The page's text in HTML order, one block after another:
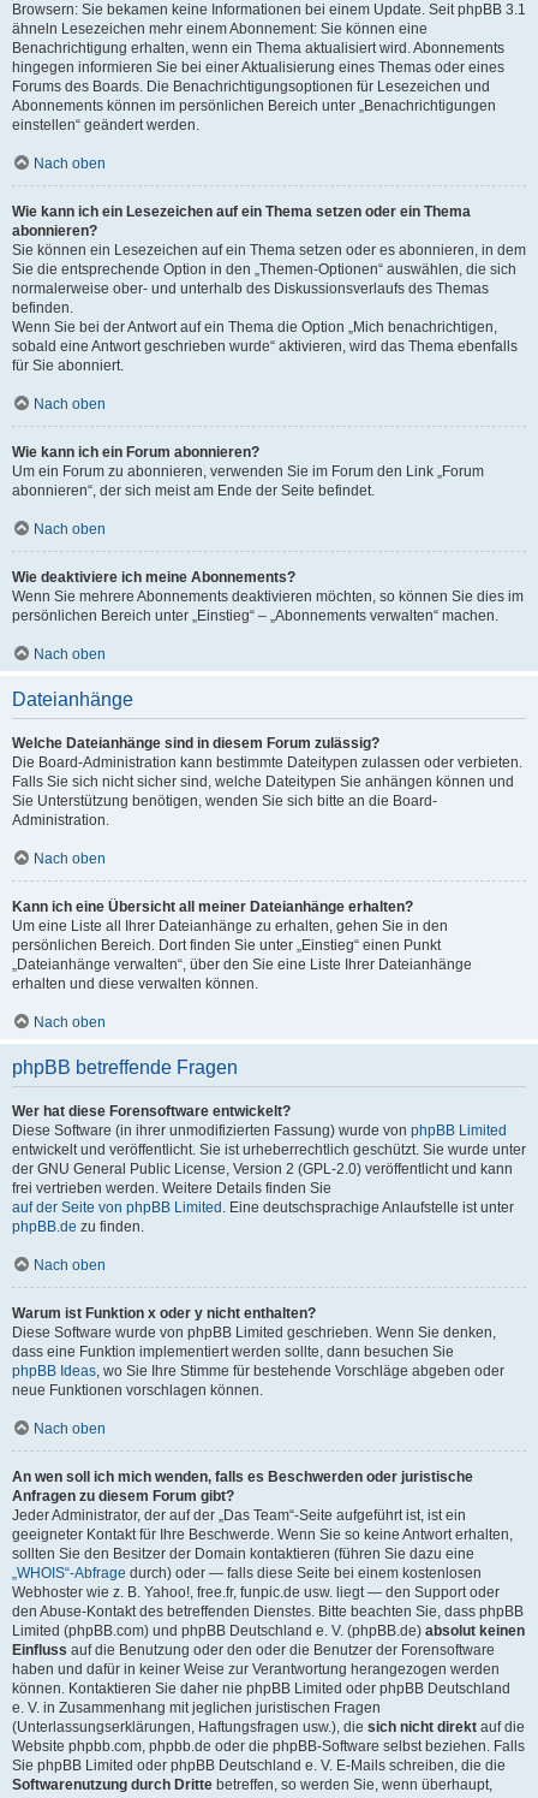
Browsern: Sie bekamen keine Informationen bei einem Update. Seit phpBB 3.1
ähneln Lesezeichen mehr einem Abonnement: Sie können eine
Benachrichtigung erhalten, wenn ein Thema aktualisiert wird. Abonnements
hingegen informieren Sie bei einer Aktualisierung eines Themas oder eines
Forums des Boards. Die Benachrichtigungsoptionen für Lesezeichen und
Abonnements können im persönlichen Bereich unter „Benachrichtigungen
einstellen“ geändert werden.
Nach oben
Wie kann ich ein Lesezeichen auf ein Thema setzen oder ein Thema
abonnieren?
Sie können ein Lesezeichen auf ein Thema setzen oder es abonnieren, in dem
Sie die entsprechende Option in den „Themen-Optionen“ auswählen, die sich
normalerweise ober- und unterhalb des Diskussionsverlaufs des Themas
befinden.
Wenn Sie bei der Antwort auf ein Thema die Option „Mich benachrichtigen,
sobald eine Antwort geschrieben wurde“ aktivieren, wird das Thema ebenfalls
für Sie abonniert.
Nach oben
Wie kann ich ein Forum abonnieren?
Um ein Forum zu abonnieren, verwenden Sie im Forum den Link „Forum
abonnieren“, der sich meist am Ende der Seite befindet.
Nach oben
Wie deaktiviere ich meine Abonnements?
Wenn Sie mehrere Abonnements deaktivieren möchten, so können Sie dies im
persönlichen Bereich unter „Einstieg“ – „Abonnements verwalten“ machen.
Nach oben
Dateianhänge
Welche Dateianhänge sind in diesem Forum zulässig?
Die Board-Administration kann bestimmte Dateitypen zulassen oder verbieten.
Falls Sie sich nicht sicher sind, welche Dateitypen Sie anhängen können und
Sie Unterstützung benötigen, wenden Sie sich bitte an die Board-
Administration.
Nach oben
Kann ich eine Übersicht all meiner Dateianhänge erhalten?
Um eine Liste all Ihrer Dateianhänge zu erhalten, gehen Sie in den
persönlichen Bereich. Dort finden Sie unter „Einstieg“ einen Punkt
„Dateianhänge verwalten“, über den Sie eine Liste Ihrer Dateianhänge
erhalten und diese verwalten können.
Nach oben
phpBB betreffende Fragen
Wer hat diese Forensoftware entwickelt?
Diese Software (in ihrer unmodifizierten Fassung) wurde von phpBB Limited
entwickelt und veröffentlicht. Sie ist urheberrechtlich geschützt. Sie wurde unter
der GNU General Public License, Version 2 (GPL-2.0) veröffentlicht und kann
frei vertrieben werden. Weitere Details finden Sie
auf der Seite von phpBB Limited . Eine deutschsprachige Anlaufstelle ist unter
phpBB.de zu finden.
Nach oben
Warum ist Funktion x oder y nicht enthalten?
Diese Software wurde von phpBB Limited geschrieben. Wenn Sie denken,
dass eine Funktion implementiert werden sollte, dann besuchen Sie
phpBB Ideas, wo Sie Ihre Stimme für bestehende Vorschläge abgeben oder
neue Funktionen vorschlagen können.
Nach oben
An wen soll ich mich wenden, falls es Beschwerden oder juristische
Anfragen zu diesem Forum gibt?
Jeder Administrator, der auf der „Das Team“-Seite aufgeführt ist, ist ein
geeigneter Kontakt für Ihre Beschwerde. Wenn Sie so keine Antwort erhalten,
sollten Sie den Besitzer der Domain kontaktieren (führen Sie dazu eine
„WHOIS“-Abfrage durch) oder — falls diese Seite bei einem kostenlosen
Webhoster wie z. B. Yahoo!, free.fr, funpic.de usw. liegt — den Support oder
den Abuse-Kontakt des betreffenden Dienstes. Bitte beachten Sie, dass phpBB
Limited (phpBB.com) und phpBB Deutschland e. V. (phpBB.de) absolut keinen
Einfluss auf die Benutzung oder den oder die Benutzer der Forensoftware
haben und dafür in keiner Weise zur Verantwortung herangezogen werden
können. Kontaktieren Sie daher nie phpBB Limited oder phpBB Deutschland
e. V. in Zusammenhang mit jeglichen juristischen Fragen
(Unterlassungserklärungen, Haftungsfragen usw.), die sich nicht direkt auf die
Website phpbb.com, phpbb.de oder die phpBB-Software selbst beziehen. Falls
Sie phpBB Limited oder phpBB Deutschland e. V. E-Mails schreiben, die die
Softwarenutzung durch Dritte betreffen, so werden Sie, wenn überhaupt,